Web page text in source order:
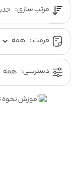
مرتب سازی:
فرمت :
دسترسی: